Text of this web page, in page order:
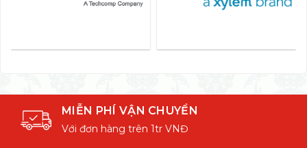
MIỄN PHÍ VẬN CHUYỂN
Với đơn hàng trên 1tr VNĐ